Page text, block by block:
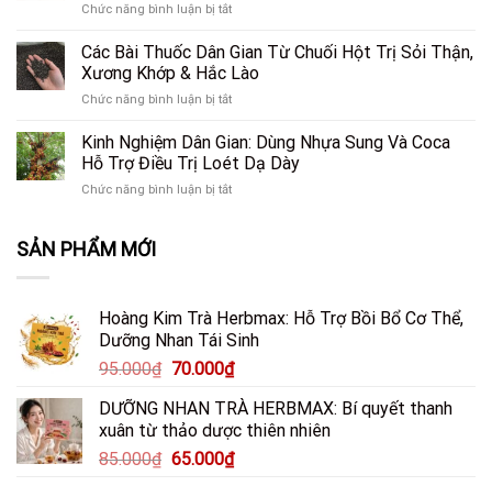
Sự
Thật
Hảo”
Cứu
Lá
Lực
Lối
Bài
Dân
Gian
Mất
&
Sỏi
Chức năng bình luận bị tắtở
Món
Ăn
Bổ
Tim,
Phổi,
Dạ
Từ
Các Bài Thuốc Dân Gian Từ Chuối Hột Trị Sỏi Thận,
Xương Khớp & Hắc Lào
Chức năng bình luận bị tắtở
Bài
Thuốc
Dân
Gian
Xương
Khớp
&
Hắc
Lào
Kinh Nghiệm Dân Gian: Dùng Nhựa Sung Và Coca
Hỗ Trợ Điều Trị Loét Dạ Dày
Chức năng bình luận bị tắtở
Sung
Và
Hỗ
Điều
Trị
Loét
Dạ
SẢN PHẨM MỚI
Hoàng Kim Trà Herbmax: Hỗ Trợ Bồi Bổ Cơ Thể,
Dưỡng Nhan Tái Sinh
95.000₫ Giá
là:
95.000₫.
70.000₫Giá
tại
là:
70.000₫.
DƯỠNG NHAN TRÀ HERBMAX: Bí quyết thanh
xuân từ thảo dược thiên nhiên
85.000₫ Giá
65.000₫Giá